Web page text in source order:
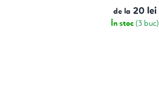
de la 20 lei
În stoc (3 buc)